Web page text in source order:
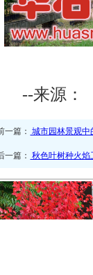
--来源：
一篇： 城市园林景观
一篇： 秋色叶树种火焰